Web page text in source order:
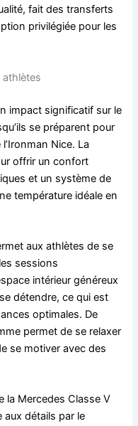
fait des transferts
privilégiée pour les
impact significatif sur le
se préparent pour
Nice. La
offrir un confort
et un système de
température idéale en
aux athlètes de se
sessions
intérieur généreux
détendre, ce qui est
optimales. De
permet de se relaxer
se motiver avec des
la Mercedes Classe V
aux détails par le